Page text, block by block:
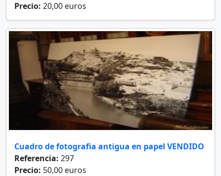
Precio: 20,00 euros
Cuadro de fotografia antigua en papel VENDIDO
Referencia: 297
Precio: 50,00 euros